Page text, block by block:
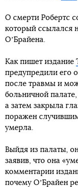
О смерти Робертс
который ссылался
ОʼБрайена.
Как пишет издание
предупредили его
после травмы и
больничной
а затем закрыла
поражен
умерла.
Выйдя из палаты,
заявив, что она
комментарии
почему ОʼБрайен